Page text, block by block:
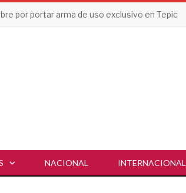
por portar arma de uso exclusivo en Tepic
NACIONAL INTERNACIONAL